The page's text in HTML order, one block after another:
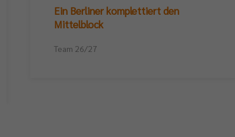
Ein Berliner komplettiert den
Mittelblock
Team 26/27